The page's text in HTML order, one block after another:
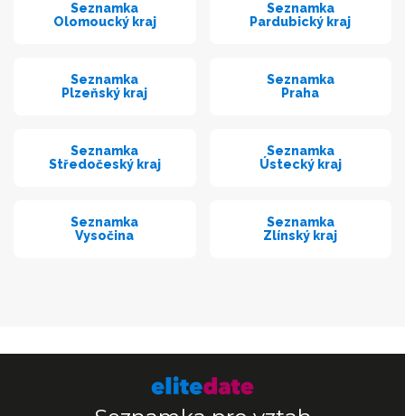
Seznamka
Olomoucký kraj
Seznamka
Pardubický kraj
Seznamka
Plzeňský kraj
Seznamka
Praha
Seznamka
Středočeský kraj
Seznamka
Ústecký kraj
Seznamka
Vysočina
Seznamka
Zlínský kraj